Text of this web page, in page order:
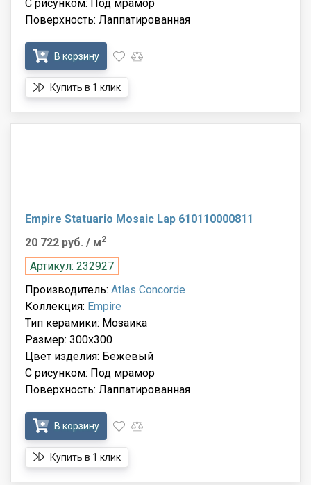
С рисунком: Под мрамор
Поверхность: Лаппатированная
В корзину
Купить в 1 клик
Empire Statuario Mosaic Lap 610110000811
20 722 руб. / м2
Артикул: 232927
Производитель: Atlas Concorde
Коллекция: Empire
Тип керамики: Мозаика
Размер: 300x300
Цвет изделия: Бежевый
С рисунком: Под мрамор
Поверхность: Лаппатированная
В корзину
Купить в 1 клик